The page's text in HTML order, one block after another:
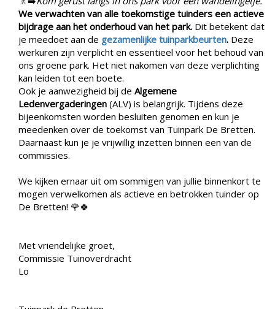
We verwachten van alle toekomstige tuinders een actieve
bijdrage aan het onderhoud van het park. Dit betekent dat
je meedoet aan de gezamenlijke tuinparkbeurten. Deze
werkuren zijn verplicht en essentieel voor het behoud van
ons groene park. Het niet nakomen van deze verplichting
kan leiden tot een boete.
Ook je aanwezigheid bij de Algemene
Ledenvergaderingen (ALV) is belangrijk. Tijdens deze
bijeenkomsten worden besluiten genomen en kun je
meedenken over de toekomst van Tuinpark De Bretten.
Daarnaast kun je je vrijwillig inzetten binnen een van de
commissies.
We kijken ernaar uit om sommigen van jullie binnenkort te
mogen verwelkomen als actieve en betrokken tuinder op
De Bretten! 🌹🍀
Met vriendelijke groet,
Commissie Tuinoverdracht
Lo